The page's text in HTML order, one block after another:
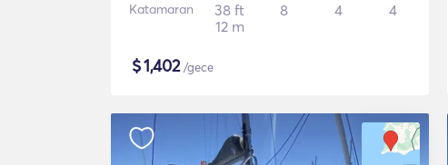
Katamaran
38 ft
12 m
8 4 4
$1,402/gece